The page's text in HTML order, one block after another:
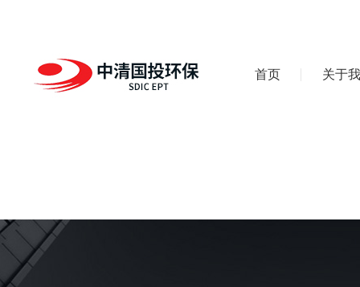
首页 关于